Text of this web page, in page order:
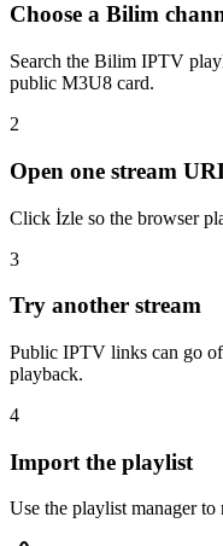
Choose a Bilim
Search the Bilim IPTV
public M3U8 card.
2
Open one stream
Click İzle so the browser
3
Try another stream
Public IPTV links can go
playback.
4
Import the playlist
Use the playlist manager